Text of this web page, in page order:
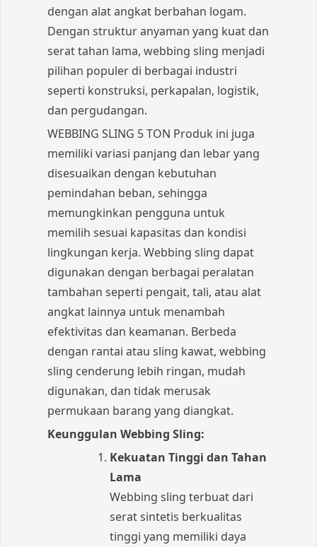
dengan alat angkat berbahan logam.
Dengan struktur anyaman yang kuat dan
serat tahan lama, webbing sling menjadi
pilihan populer di berbagai industri
seperti konstruksi, perkapalan, logistik,
dan pergudangan.
WEBBING SLING 5 TON Produk ini juga
memiliki variasi panjang dan lebar yang
disesuaikan dengan kebutuhan
pemindahan beban, sehingga
memungkinkan pengguna untuk
memilih sesuai kapasitas dan kondisi
lingkungan kerja. Webbing sling dapat
digunakan dengan berbagai peralatan
tambahan seperti pengait, tali, atau alat
angkat lainnya untuk menambah
efektivitas dan keamanan. Berbeda
dengan rantai atau sling kawat, webbing
sling cenderung lebih ringan, mudah
digunakan, dan tidak merusak
permukaan barang yang diangkat.
Keunggulan Webbing Sling:
Kekuatan Tinggi dan Tahan
Lama
Webbing sling terbuat dari
serat sintetis berkualitas
tinggi yang memiliki daya